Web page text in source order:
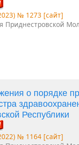
№ 1273 [сайт]
Приднестровской
о порядке
Республики
№ 1164 [сайт]